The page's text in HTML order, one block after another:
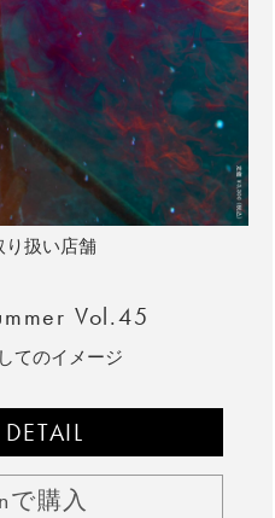
り扱い店舗
Vol.45
てのイメージ
で購入